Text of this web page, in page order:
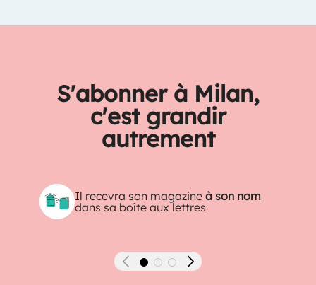
S'abonner à Milan,
c'est grandir
autrement
Il recevra son magazineà son nom
dans sa boîte aux lettres
Précédent Suivant